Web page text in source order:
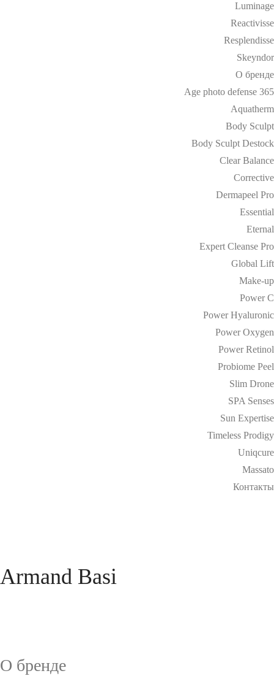
Luminage
Reactivisse
Resplendisse
Skeyndor
О бренде
Age photo defense 365
Aquatherm
Body Sculpt
Body Sculpt Destock
Clear Balance
Corrective
Dermapeel Pro
Essential
Eternal
Expert Cleanse Pro
Global Lift
Make-up
Power C
Power Hyaluronic
Power Oxygen
Power Retinol
Probiome Peel
Slim Drone
SPA Senses
Sun Expertise
Timeless Prodigy
Uniqcure
Massato
Контакты
Armand Basi
О бренде